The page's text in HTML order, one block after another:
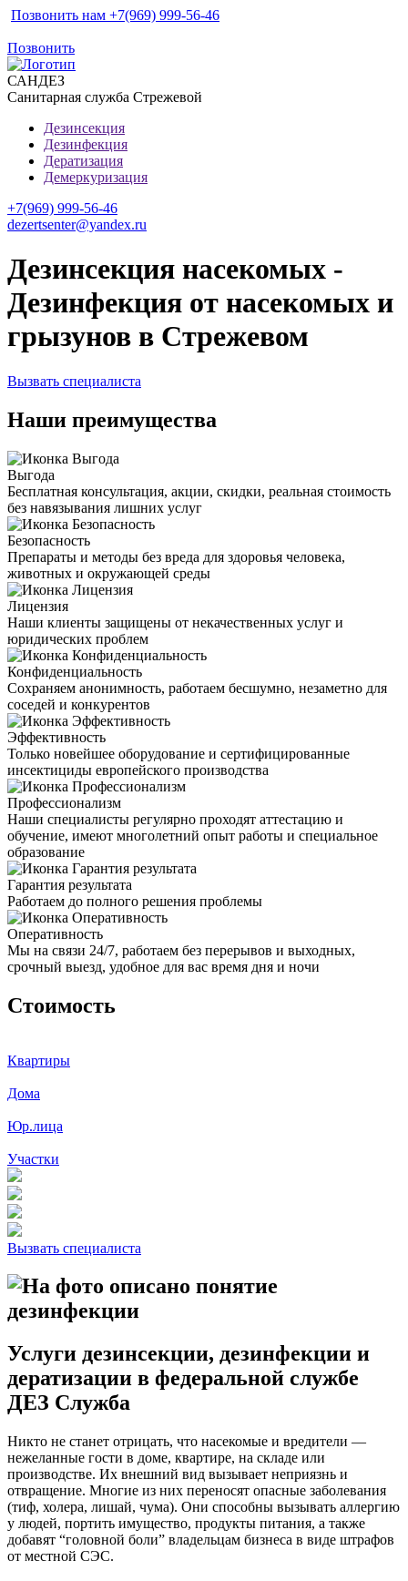
Позвонить нам +7(969) 999-56-46
Позвонить
САНДЕЗ
Санитарная служба Стрежевой
Дезинсекция
Дезинфекция
Дератизация
Демеркуризация
+7(969) 999-56-46
dezertsenter@yandex.ru
Дезинсекция насекомых -
Дезинфекция от насекомых и
грызунов в Стрежевом
Вызвать специалиста
Наши преимущества
Выгода
Бесплатная консультация, акции, скидки, реальная стоимость
без навязывания лишних услуг
Безопасность
Препараты и методы без вреда для здоровья человека,
животных и окружающей среды
Лицензия
Наши клиенты защищены от некачественных услуг и
юридических проблем
Конфиденциальность
Сохраняем анонимность, работаем бесшумно, незаметно для
соседей и конкурентов
Эффективность
Только новейшее оборудование и сертифицированные
инсектициды европейского производства
Профессионализм
Наши специалисты регулярно проходят аттестацию и
обучение, имеют многолетний опыт работы и специальное
образование
Гарантия результата
Работаем до полного решения проблемы
Оперативность
Мы на связи 24/7, работаем без перерывов и выходных,
срочный выезд, удобное для вас время дня и ночи
Стоимость
Квартиры
Дома
Юр.лица
Участки
Вызвать специалиста
Услуги дезинсекции, дезинфекции и
дератизации в федеральной службе
ДЕЗ Служба
Никто не станет отрицать, что насекомые и вредители —
нежеланные гости в доме, квартире, на складе или
производстве. Их внешний вид вызывает неприязнь и
отвращение. Многие из них переносят опасные заболевания
(тиф, холера, лишай, чума). Они способны вызывать аллергию
у людей, портить имущество, продукты питания, а также
добавят “головной боли” владельцам бизнеса в виде штрафов
от местной СЭС.